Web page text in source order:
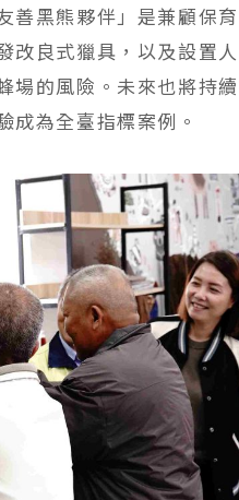
善黑熊夥伴」是兼顧保
改良式獵具，以及設置
場的風險。未來也將持
成為全臺指標案例。